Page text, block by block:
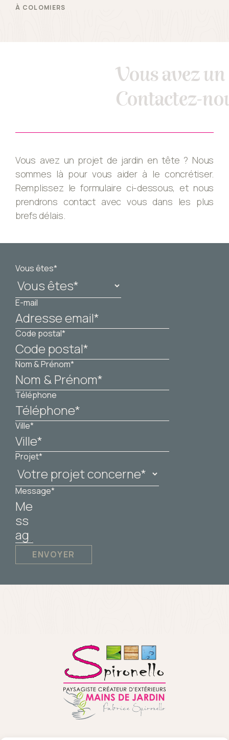
À COLOMIERS
Vous avez
Contactez-
Vous avez un projet de jardin en tête ? Nous
sommes là pour vous aider à le concrétiser.
Remplissez le formulaire ci-dessous, et nous
prendrons contact avec vous dans les plus
brefs délais.
Vous êtes*
E-mail
Code postal*
Nom & Prénom*
Téléphone
Ville*
Projet*
Message*
ENVOYER